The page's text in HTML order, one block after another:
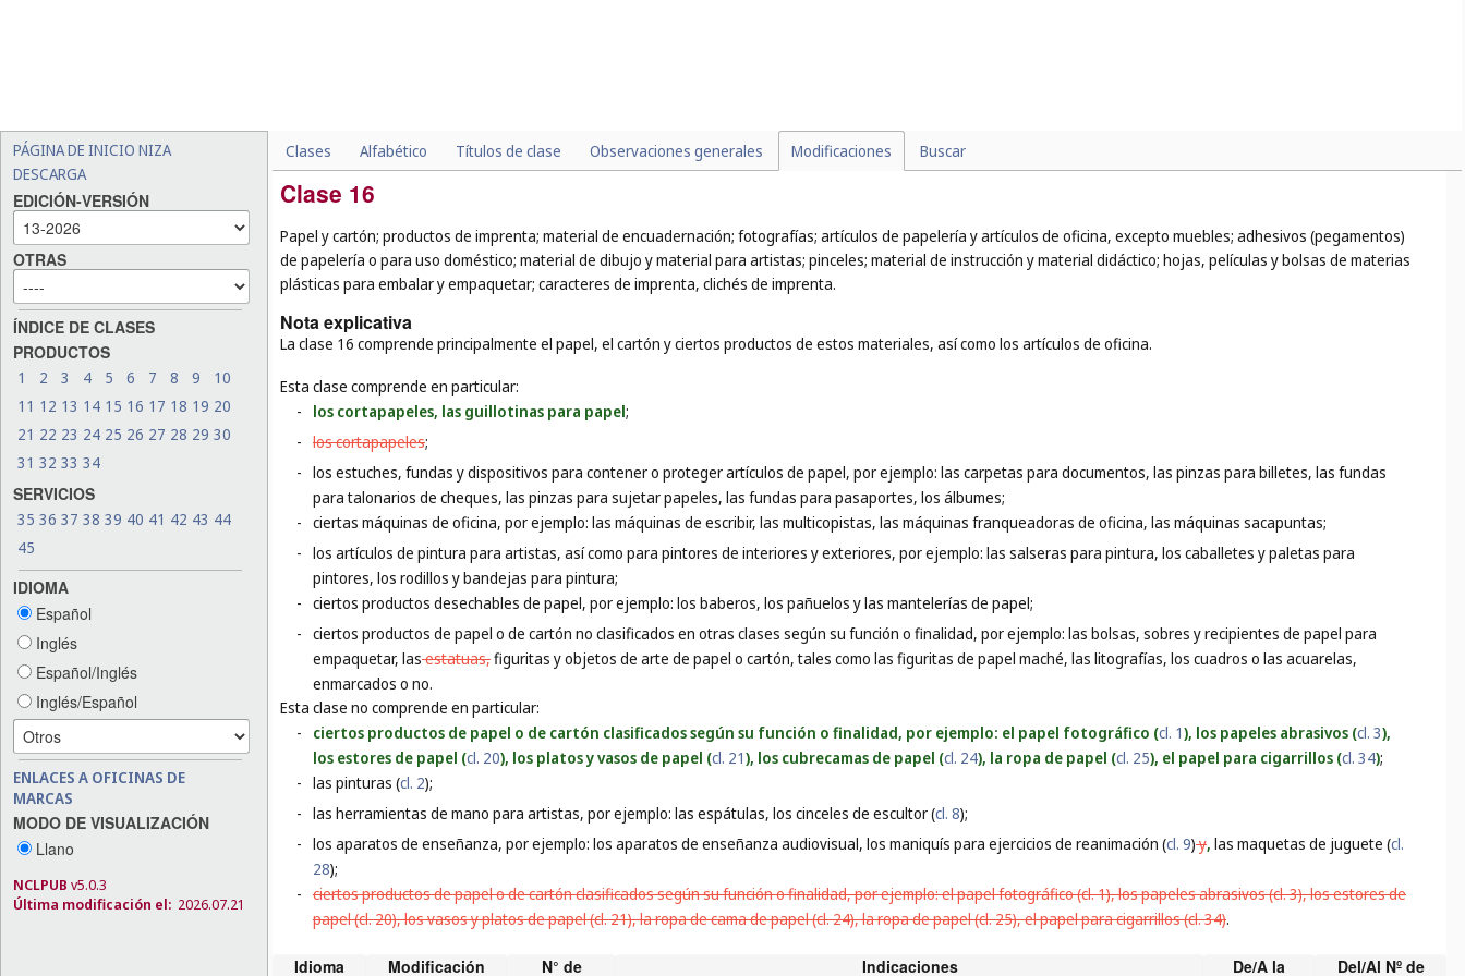
PÁGINA DE INICIO NIZA
DESCARGA
EDICIÓN-VERSIÓN
OTRAS
ÍNDICE DE CLASES
PRODUCTOS
1 2 3 4 5 6 7 8 9
10
11 12 13 14 15 16 17 18 19 20
21 22 23 24 25 26 27 28 29 30
31 32 33 34
SERVICIOS
35 36 37 38 39 40 41 42 43 44
45
IDIOMA
Español
Inglés
Español/Inglés
Inglés/Español
ENLACES A OFICINAS DE
MARCAS
MODO DE VISUALIZACIÓN
Llano
NCLPUB v5.0.3
Última modificación el: 2026.07.21
Clases Alfabético Títulos de clase Observaciones generales Modificaciones Buscar
Clase 16
Papel y cartón; productos de imprenta; material de encuadernación; fotografías; artículos de papelería y artículos de oficina, excepto muebles; adhesivos (pegamentos)
de papelería o para uso doméstico; material de dibujo y material para artistas; pinceles; material de instrucción y material didáctico; hojas, películas y bolsas de materias
plásticas para embalar y empaquetar; caracteres de imprenta, clichés de imprenta.
Nota explicativa
La clase 16 comprende principalmente el papel, el cartón y ciertos productos de estos materiales, así como los artículos de oficina.
Esta clase comprende en particular:
-
los cortapapeles, las guillotinas para papel;
- los cortapapeles;
- los estuches, fundas y dispositivos para contener o proteger artículos de papel, por ejemplo: las carpetas para documentos, las pinzas para billetes, las fundas
para talonarios de cheques, las pinzas para sujetar papeles, las fundas para pasaportes, los álbumes;
- ciertas máquinas de oficina, por ejemplo: las máquinas de escribir, las multicopistas, las máquinas franqueadoras de oficina, las máquinas sacapuntas;
- los artículos de pintura para artistas, así como para pintores de interiores y exteriores, por ejemplo: las salseras para pintura, los caballetes y paletas para
pintores, los rodillos y bandejas para pintura;
- ciertos productos desechables de papel, por ejemplo: los baberos, los pañuelos y las mantelerías de papel;
- ciertos productos de papel o de cartón no clasificados en otras clases según su función o finalidad, por ejemplo: las bolsas, sobres y recipientes de papel para
empaquetar, lasestatuas,figuritas y objetos de arte de papel o cartón, tales como las figuritas de papel maché, las litografías, los cuadros o las acuarelas,
enmarcados o no.
Esta clase no comprende en particular:
-
ciertos productos de papel o de cartón clasificados según su función o finalidad, por ejemplo: el papel fotográfico (cl. 1), los papeles abrasivos (cl. 3),
los estores de papel (cl. 20), los platos y vasos de papel (cl. 21), los cubrecamas de papel (cl. 24), la ropa de papel (cl. 25), el papel para cigarrillos (cl. 34);
- las pinturas (cl. 2);
- las herramientas de mano para artistas, por ejemplo: las espátulas, los cinceles de escultor (cl. 8);
- los aparatos de enseñanza, por ejemplo: los aparatos de enseñanza audiovisual, los maniquís para ejercicios de reanimación (cl. 9)y, las maquetas de juguete (cl.
28);
- ciertos productos de papel o de cartón clasificados según su función o finalidad, por ejemplo: el papel fotográfico (cl. 1), los papeles abrasivos (cl. 3), los estores de
papel (cl. 20), los vasos y platos de papel (cl. 21), la ropa de cama de papel (cl. 24), la ropa de papel (cl. 25), el papel para cigarrillos (cl. 34).
Idioma Modificación N° de Indicaciones De/A la Del/Al Nº de